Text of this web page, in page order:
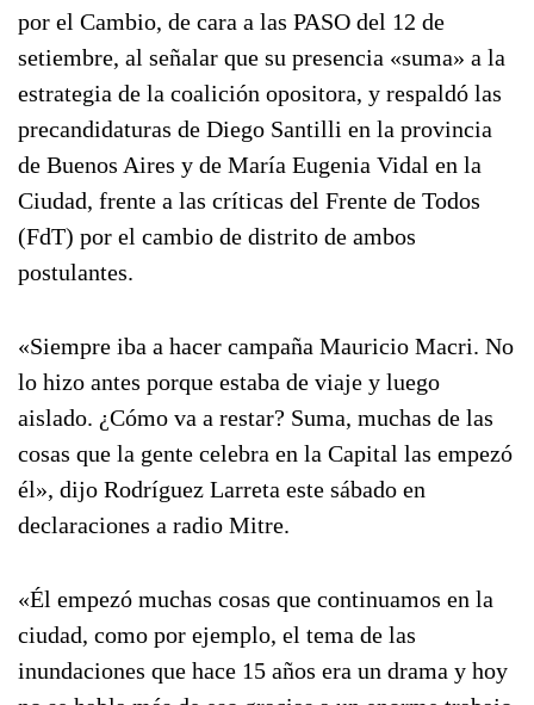
por el Cambio, de cara a las PASO del 12 de
setiembre, al señalar que su presencia «suma» a la
estrategia de la coalición opositora, y respaldó las
precandidaturas de Diego Santilli en la provincia
de Buenos Aires y de María Eugenia Vidal en la
Ciudad, frente a las críticas del Frente de Todos
(FdT) por el cambio de distrito de ambos
postulantes.
«Siempre iba a hacer campaña Mauricio Macri. No
lo hizo antes porque estaba de viaje y luego
aislado. ¿Cómo va a restar? Suma, muchas de las
cosas que la gente celebra en la Capital las empezó
él», dijo Rodríguez Larreta este sábado en
declaraciones a radio Mitre.
«Él empezó muchas cosas que continuamos en la
ciudad, como por ejemplo, el tema de las
inundaciones que hace 15 años era un drama y hoy